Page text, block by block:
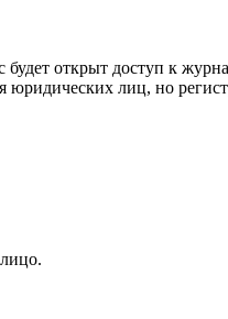
открыт доступ к
юридических лиц, но